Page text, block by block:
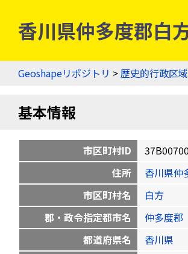
香川県仲多度郡白
Geoshapeリポジトリ >歴史的行政区
基本情報
市区町村ID
住所
香川県仲
市区町村名
白方
郡・政令指定都市名
仲多度郡
都道府県名
香川県